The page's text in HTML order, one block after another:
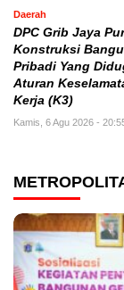
Daerah
DPC Grib Jaya
Konstruksi
Pribadi Yang
Aturan
Kerja (K3)
Kamis, 6 Agu 2026 -